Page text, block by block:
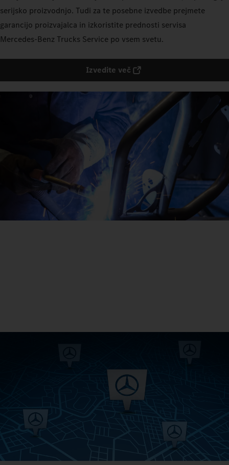
serijsko proizvodnjo. Tudi za te posebne izvedbe prejmete
garancijo proizvajalca in izkoristite prednosti servisa
Mercedes‑Benz Trucks Service po vsem svetu.
Izvedite več